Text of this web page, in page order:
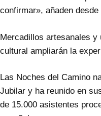
confirmar», añaden
Mercadillos artesanales y
cultural ampliarán la
Las Noches del Camino
Jubilar y ha reunido en
de 15.000 asistentes